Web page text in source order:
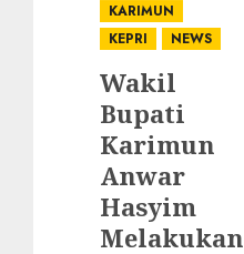
KARIMUN
KEPRI
NEWS
Wakil
Bupati
Karimun
Anwar
Hasyim
Melakukan